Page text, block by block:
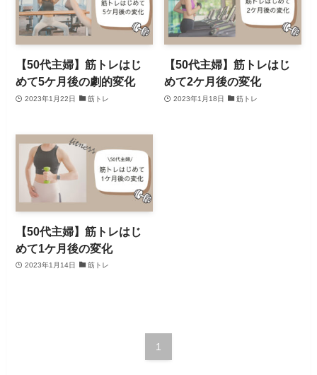
【50代主婦】筋トレはじ
めて5ケ月後の劇的変化
2023年1月22日 筋トレ
【50代主婦】筋トレはじ
めて2ケ月後の変化
2023年1月18日 筋トレ
【50代主婦】筋トレはじ
めて1ケ月後の変化
2023年1月14日 筋トレ
1